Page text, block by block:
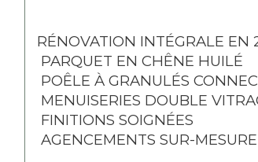
RÉNOVATION INTÉGRALE EN
PARQUET EN CHÊNE HUILÉ
POÊLE À GRANULÉS
MENUISERIES DOUBLE
FINITIONS SOIGNÉES
AGENCEMENTS SUR-MESURE